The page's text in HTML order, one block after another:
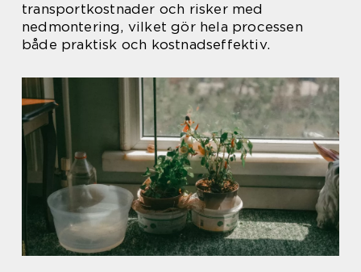
transportkostnader och risker med
nedmontering, vilket gör hela processen
både praktisk och kostnadseffektiv.